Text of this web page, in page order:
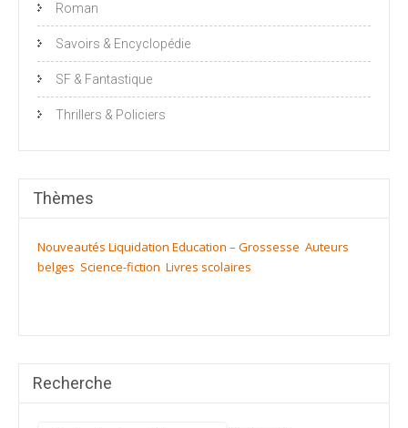
Roman
Savoirs & Encyclopédie
SF & Fantastique
Thrillers & Policiers
Thèmes
Nouveautés Liquidation Education – Grossesse Auteurs
belges Science-fiction Livres scolaires
Recherche